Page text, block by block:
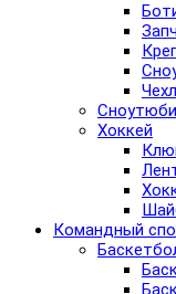
Хоккей
Командный